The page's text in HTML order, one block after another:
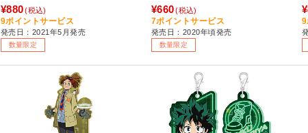
¥880 (税込)
9ポイントサービス
発売日：2021年5月発売
数量限定
¥660 (税込)
7ポイントサービス
発売日：2020年頃発売
数量限定
9